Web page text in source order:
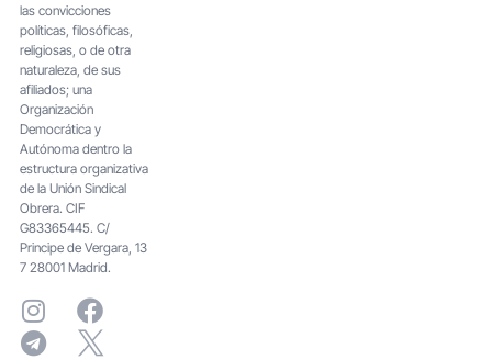
las convicciones
políticas, filosóficas,
religiosas, o de otra
naturaleza, de sus
afiliados; una
Organización
Democrática y
Autónoma dentro la
estructura organizativa
de la Unión Sindical
Obrera. CIF
G83365445. C/
Principe de Vergara, 13
7 28001 Madrid.